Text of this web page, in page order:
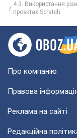
4.3. Використання
проектах Scratch
Про компанію
Правова
Реклама на сайті
Редакційна